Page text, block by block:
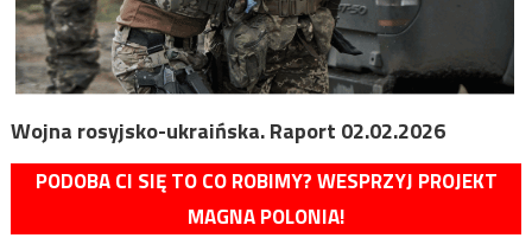
Wojna rosyjsko-ukraińska. Raport 02.02.2026
PODOBA CI SIĘ TO CO ROBIMY? WESPRZYJ PROJEKT
MAGNA POLONIA!